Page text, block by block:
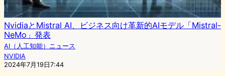
NvidiaとMistral AI、ビジネス向け革新的AIモデル「Mistral-
NeMo」発表
AI（人工知能）ニュース
NVIDIA
2024年7月19日7:44